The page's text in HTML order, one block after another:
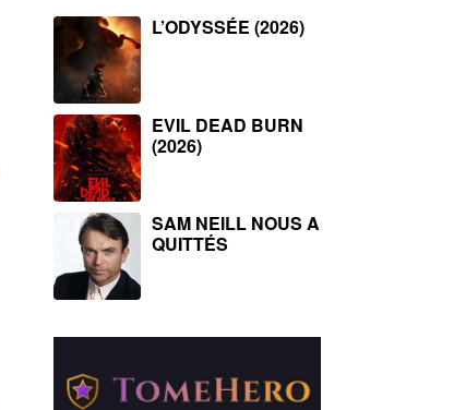
L’ODYSSÉE (2026)
EVIL DEAD BURN
(2026)
SAM NEILL NOUS A
QUITTÉS